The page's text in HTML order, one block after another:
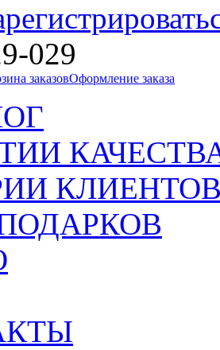
029
заказовОформление заказа